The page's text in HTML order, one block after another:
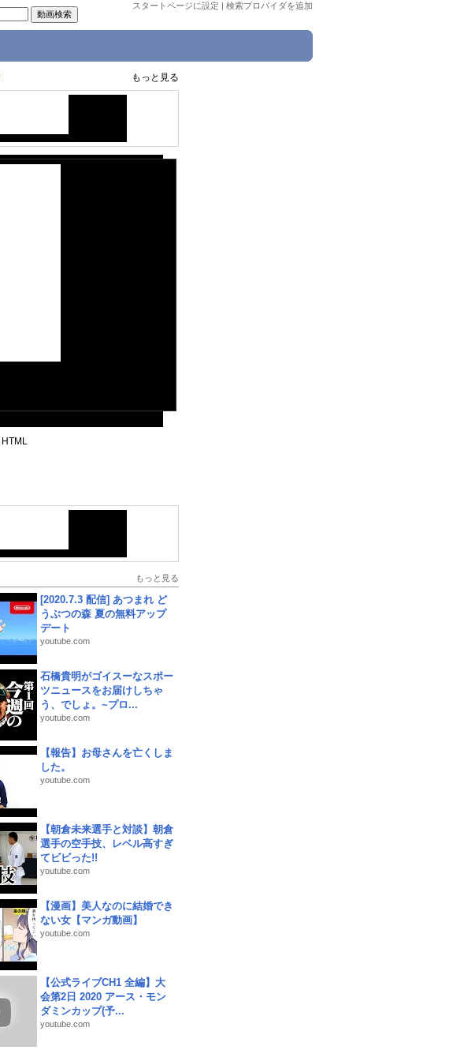
スタートページに設定 | 検索プロバイダを追加
もっと見る
HTML
もっと見る
[2020.7.3 配信] あつまれ ど
うぶつの森 夏の無料アップ
デート
youtube.com
石橋貴明がゴイスーなスポー
ツニュースをお届けしちゃ
う、でしょ。~プロ...
youtube.com
【報告】お母さんを亡くしま
した。
youtube.com
【朝倉未来選手と対談】朝倉
選手の空手技、レベル高すぎ
てビビった!!
youtube.com
【漫画】美人なのに結婚でき
ない女【マンガ動画】
youtube.com
【公式ライブCH1 全編】大
会第2日 2020 アース・モン
ダミンカップ(予...
youtube.com